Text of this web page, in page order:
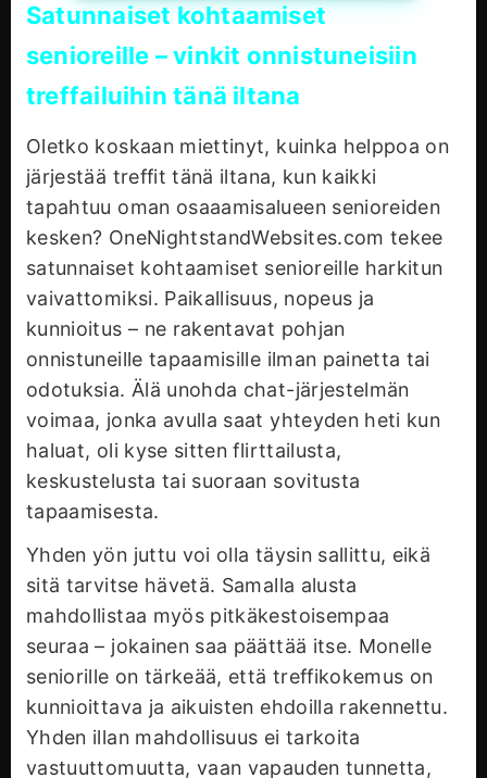
Satunnaiset kohtaamiset
senioreille – vinkit onnistuneisiin
treffailuihin tänä iltana
Oletko koskaan miettinyt, kuinka helppoa on
järjestää treffit tänä iltana, kun kaikki
tapahtuu oman osaaamisalueen senioreiden
kesken? OneNightstandWebsites.com tekee
satunnaiset kohtaamiset senioreille harkitun
vaivattomiksi. Paikallisuus, nopeus ja
kunnioitus – ne rakentavat pohjan
onnistuneille tapaamisille ilman painetta tai
odotuksia. Älä unohda chat-järjestelmän
voimaa, jonka avulla saat yhteyden heti kun
haluat, oli kyse sitten flirttailusta,
keskustelusta tai suoraan sovitusta
tapaamisesta.
Yhden yön juttu voi olla täysin sallittu, eikä
sitä tarvitse hävetä. Samalla alusta
mahdollistaa myös pitkäkestoisempaa
seuraa – jokainen saa päättää itse. Monelle
seniorille on tärkeää, että treffikokemus on
kunnioittava ja aikuisten ehdoilla rakennettu.
Yhden illan mahdollisuus ei tarkoita
vastuuttomuutta, vaan vapauden tunnetta,